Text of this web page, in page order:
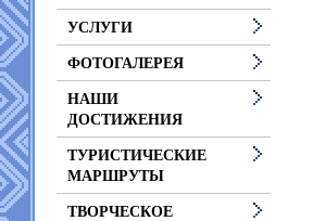
УСЛУГИ
ФОТОГАЛЕРЕЯ
НАШИ
ДОСТИЖЕНИЯ
ТУРИСТИЧЕСКИЕ
МАРШРУТЫ
ТВОРЧЕСКОЕ